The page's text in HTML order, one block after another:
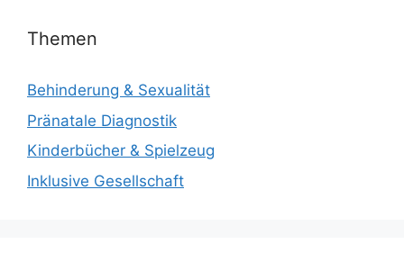
Themen
Behinderung & Sexualität
Pränatale Diagnostik
Kinderbücher & Spielzeug
Inklusive Gesellschaft